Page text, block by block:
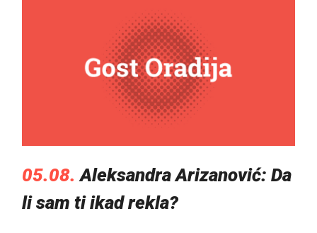
05.08. Aleksandra Arizanović: Da
li sam ti ikad rekla?